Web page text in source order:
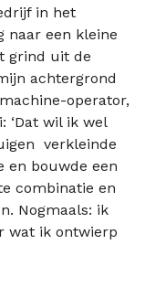
in het
naar een kleine
grind uit de
achtergrond
operator,
‘Dat wil ik wel
verkleinde
en bouwde een
combinatie en
Nogmaals: ik
wat ik ontwierp